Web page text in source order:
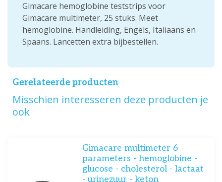
Gimacare hemoglobine teststrips voor
Gimacare multimeter, 25 stuks. Meet
hemoglobine. Handleiding, Engels, Italiaans en
Spaans. Lancetten extra bijbestellen.
Gerelateerde producten
Misschien interesseren deze producten je
ook
Gimacare multimeter 6
parameters - hemoglobine -
glucose - cholesterol - lactaat
- urinezuur - keton